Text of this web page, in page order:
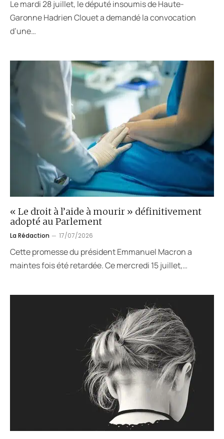
Le mardi 28 juillet, le député insoumis de Haute-
Garonne Hadrien Clouet a demandé la convocation
d’une…
« Le droit à l’aide à mourir » définitivement
adopté au Parlement
La Rédaction 17/07/2026
Cette promesse du président Emmanuel Macron a
maintes fois été retardée. Ce mercredi 15 juillet,…